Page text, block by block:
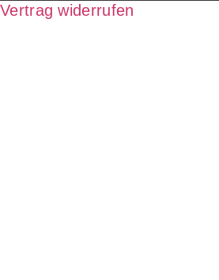
Vertrag widerrufen